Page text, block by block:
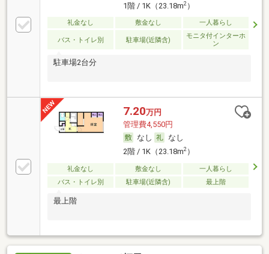
1階 / 1K（23.18m2）
礼金なし 敷金なし 一人暮らし
バス・トイレ別 駐車場(近隣含)
モニタ付インターホ
ン
駐車場2台分
7.20万円
管理費4,550円
なし
なし
2階 / 1K（23.18m2）
礼金なし 敷金なし
一人暮らし
バス・トイレ別
駐車場(近隣含) 最上階
最上階